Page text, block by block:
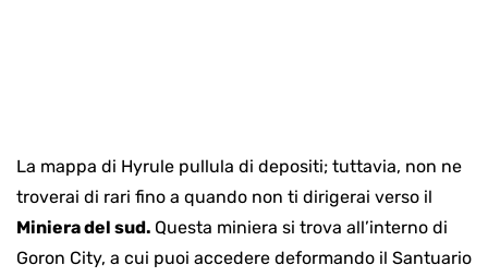
La mappa di Hyrule pullula di depositi; tuttavia, non ne
troverai di rari fino a quando non ti dirigerai verso il
Miniera del sud. Questa miniera si trova all’interno di
Goron City, a cui puoi accedere deformando il Santuario